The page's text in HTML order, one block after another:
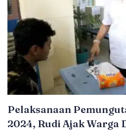
Pelaksanaan
2024, Rudi Ajak Warga